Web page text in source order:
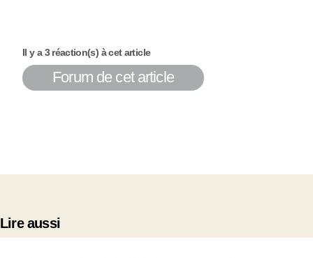
Il y a 3 réaction(s) à cet article
Forum de cet article
Lire aussi